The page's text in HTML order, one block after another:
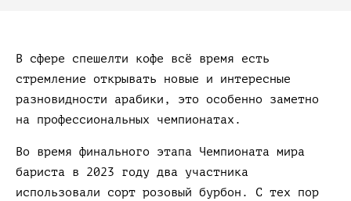
В сфере спешелти кофе всё время есть
стремление открывать новые и интересные
разновидности арабики, это особенно заметно
на профессиональных чемпионатах.
Во время финального этапа Чемпионата мира
бариста в 2023 году два участника
использовали сорт розовый бурбон. С тех пор